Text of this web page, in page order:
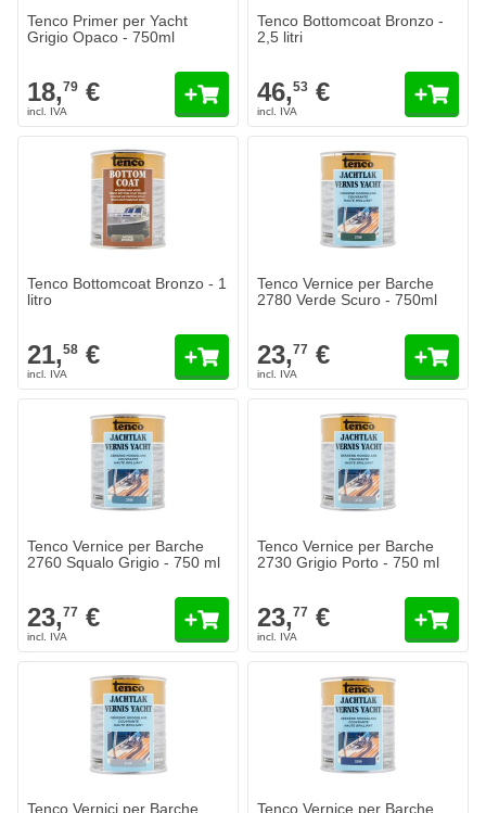
Tenco Primer per Yacht
Grigio Opaco - 750ml
18,79 €
Tenco Bottomcoat Bronzo -
2,5 litri
46,53 €
Tenco Bottomcoat Bronzo - 1
litro
21,58 €
Tenco Vernice per Barche
2780 Verde Scuro - 750ml
23,77 €
Tenco Vernice per Barche
2760 Squalo Grigio - 750 ml
23,77 €
Tenco Vernice per Barche
2730 Grigio Porto - 750 ml
23,77 €
Tenco Vernici per Barche Tenco Vernice per Barche